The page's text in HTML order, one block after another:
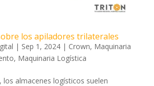
los apiladores trilaterales
| Sep 1, 2024| Crown, Maquinaria
, Maquinaria Logística
los almacenes logísticos suelen